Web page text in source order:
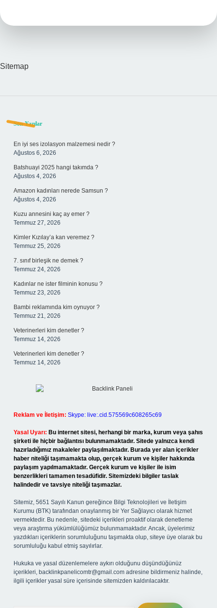
Sitemap
Sidebar
Son Yazılar
En iyi ses izolasyon malzemesi nedir ?
Ağustos 6, 2026
Batshuayi 2025 hangi takımda ?
Ağustos 4, 2026
Amazon kadınları nerede Samsun ?
Ağustos 4, 2026
Kuzu annesini kaç ay emer ?
Temmuz 27, 2026
Kimler Kızılay’a kan veremez ?
Temmuz 25, 2026
7. sınıf birleşik ne demek ?
Temmuz 24, 2026
Kadınlar ne ister filminin konusu ?
Temmuz 23, 2026
Bambi reklamında kim oynuyor ?
Temmuz 21, 2026
Veterinerleri kim denetler ?
Temmuz 14, 2026
Veterinerleri kim denetler ?
Temmuz 14, 2026
Reklam ve İletişim: Skype: live:.cid.575569c608265c69
Yasal Uyarı: Bu internet sitesi, herhangi bir marka, kurum veya şahıs
şirketi ile hiçbir bağlantısı bulunmamaktadır. Sitede yalnızca kendi
hazırladığımız makaleler paylaşılmaktadır. Burada yer alan içerikler
haber niteliği taşımamakta olup, gerçek kurum ve kişiler hakkında
paylaşım yapılmamaktadır. Gerçek kurum ve kişiler ile isim
benzerlikleri tamamen tesadüfidir. Sitemizdeki bilgiler taslak
halindedir ve tavsiye niteliği taşımazlar.
Sitemiz, 5651 Sayılı Kanun gereğince Bilgi Teknolojileri ve İletişim
Kurumu (BTK) tarafından onaylanmış bir Yer Sağlayıcı olarak hizmet
vermektedir. Bu nedenle, sitedeki içerikleri proaktif olarak denetleme
veya araştırma yükümlülüğümüz bulunmamaktadır. Ancak, üyelerimiz
yazdıkları içeriklerin sorumluluğunu taşımakta olup, siteye üye olarak bu
sorumluluğu kabul etmiş sayılırlar.
Hukuka ve yasal düzenlemelere aykırı olduğunu düşündüğünüz
içerikleri, backlinkpanelicomtr@gmail.com adresine bildirmeniz halinde,
ilgili içerikler yasal süre içerisinde sitemizden kaldırılacaktır.